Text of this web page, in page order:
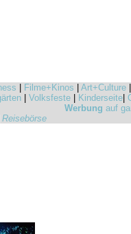
Filme+Kinos Art+Culture
Volksfeste Kinderseite
Werbung auf
Reisebörse